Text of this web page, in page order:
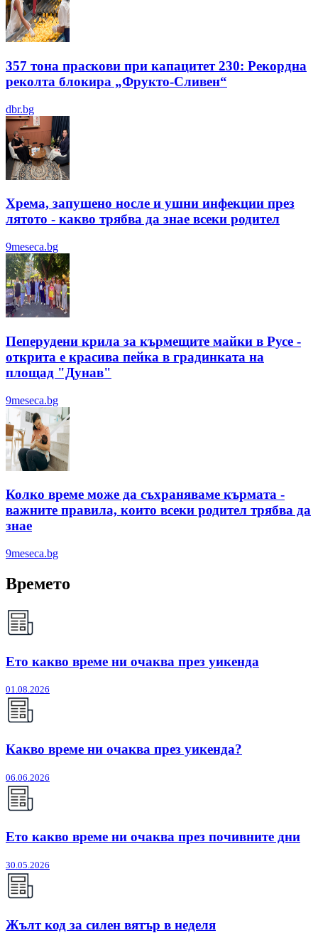
357 тона праскови при капацитет 230: Рекордна
реколта блокира „Фрукто-Сливен“
dbr.bg
Хрема, запушено носле и ушни инфекции през
лятотo - какво трябва да знае всеки родител
9meseca.bg
Пеперудени крила за кърмещите майки в Русе -
открита е красива пейка в градинката на
площад "Дунав"
9meseca.bg
Колко време може да съхраняваме кърмата -
важните правила, които всеки родител трябва да
знае
9meseca.bg
Времето
Ето какво време ни очаква през уикенда
01.08.2026
Какво време ни очаква през уикенда?
06.06.2026
Ето какво време ни очаква през почивните дни
30.05.2026
Жълт код за силен вятър в неделя